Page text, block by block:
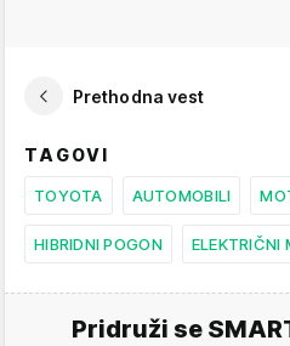
Prethodna vest
TAGOVI
TOYOTA AUTOMOBILI
HIBRIDNI POGON ELEKTRIČNI
Pridruži se